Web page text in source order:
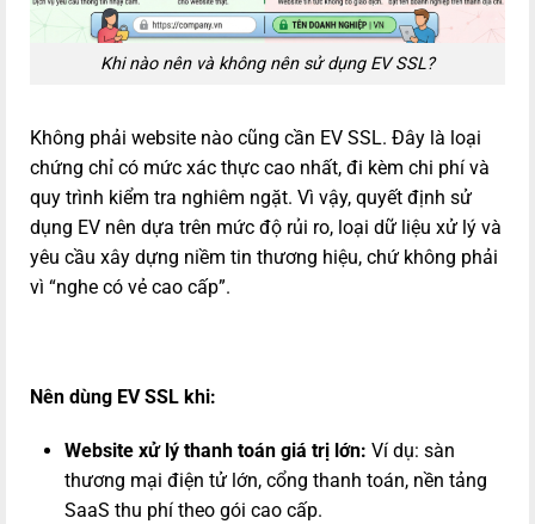
Khi nào nên và không nên sử dụng EV SSL?
Không phải website nào cũng cần EV SSL. Đây là loại
chứng chỉ có mức xác thực cao nhất, đi kèm chi phí và
quy trình kiểm tra nghiêm ngặt. Vì vậy, quyết định sử
dụng EV nên dựa trên mức độ rủi ro, loại dữ liệu xử lý và
yêu cầu xây dựng niềm tin thương hiệu, chứ không phải
vì “nghe có vẻ cao cấp”.
Nên dùng EV SSL khi:
Website xử lý thanh toán giá trị lớn: Ví dụ: sàn
thương mại điện tử lớn, cổng thanh toán, nền tảng
SaaS thu phí theo gói cao cấp.